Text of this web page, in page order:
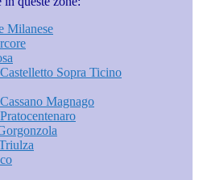
Milanese
Sopra Ticino
Magnago